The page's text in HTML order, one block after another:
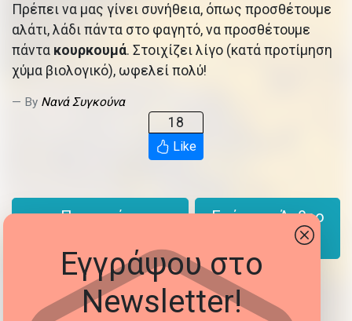
Πρέπει να μας γίνει συνήθεια, όπως προσθέτουμε
αλάτι, λάδι πάντα στο φαγητό, να προσθέτουμε
πάντα κουρκουμά. Στοιχίζει λίγο (κατά προτίμηση
χύμα βιολογικό), ωφελεί πολύ!
By Νανά Συγκούνα
18
Like
← Προηγούμενο
Επόμενο Άρθρο
Share:
Εγγράψου στο
Newsletter!